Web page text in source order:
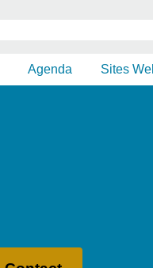
Agenda Sites